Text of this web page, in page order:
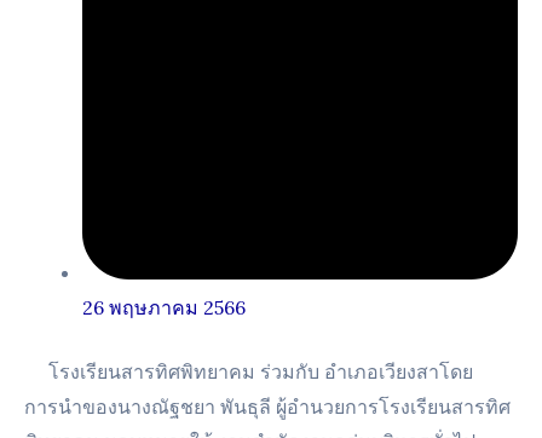
26 พฤษภาคม 2566
โรงเรียนสารทิศพิทยาคม ร่วมกับ อำเภอเวียงสาโดย
การนำของนางณัฐชยา พันธุลี ผู้อำนวยการโรงเรียนสารทิศ